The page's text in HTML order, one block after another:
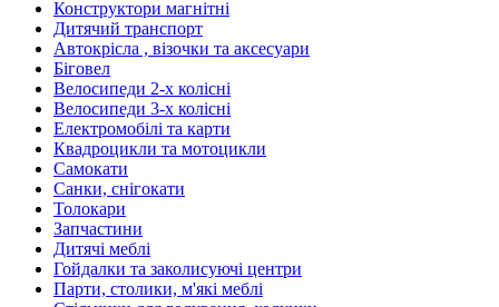
Конструктори магнітні
Дитячий транспорт
Автокрісла , візочки та аксесуари
Біговел
Велосипеди 2-х колісні
Велосипеди 3-х колісні
Електромобілі та карти
Квадроцикли та мотоцикли
Самокати
Санки, снігокати
Толокари
Запчастини
Дитячі меблі
Гойдалки та заколисуючі центри
Парти, столики, м'які меблі